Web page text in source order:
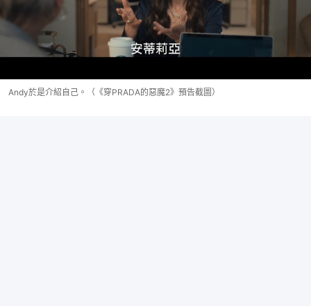
Andy於是介紹自己。（《穿PRADA的惡魔2》預告截圖）